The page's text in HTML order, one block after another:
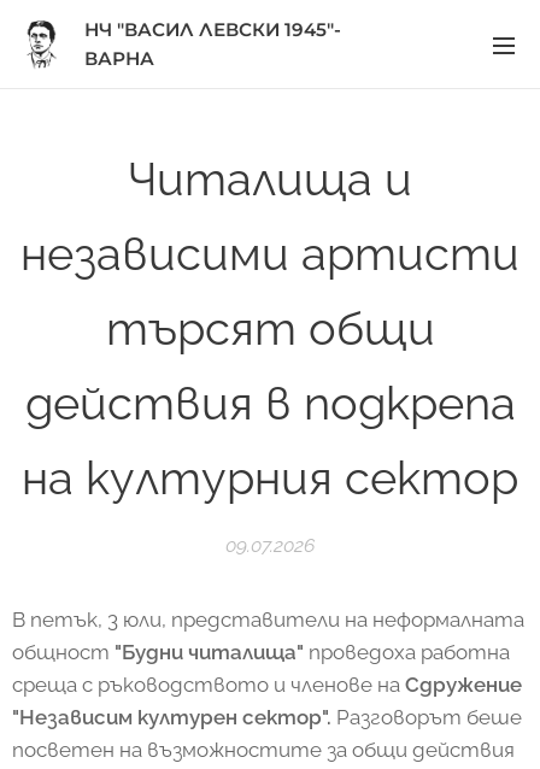
НЧ "ВАСИЛ ЛЕВСКИ 1945"-
ВАРНА
Читалища и
независими артисти
търсят общи
действия в подкрепа
на културния сектор
09.07.2026
В петък, 3 юли, представители на неформалната
общност "Будни читалища" проведоха работна
среща с ръководството и членове на Сдружение
"Независим културен сектор". Разговорът беше
посветен на възможностите за общи действия